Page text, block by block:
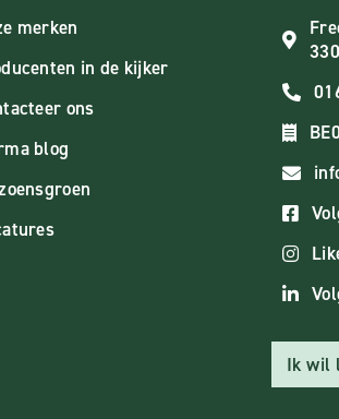
merken
in de kijker
ons
blog
Ik wil